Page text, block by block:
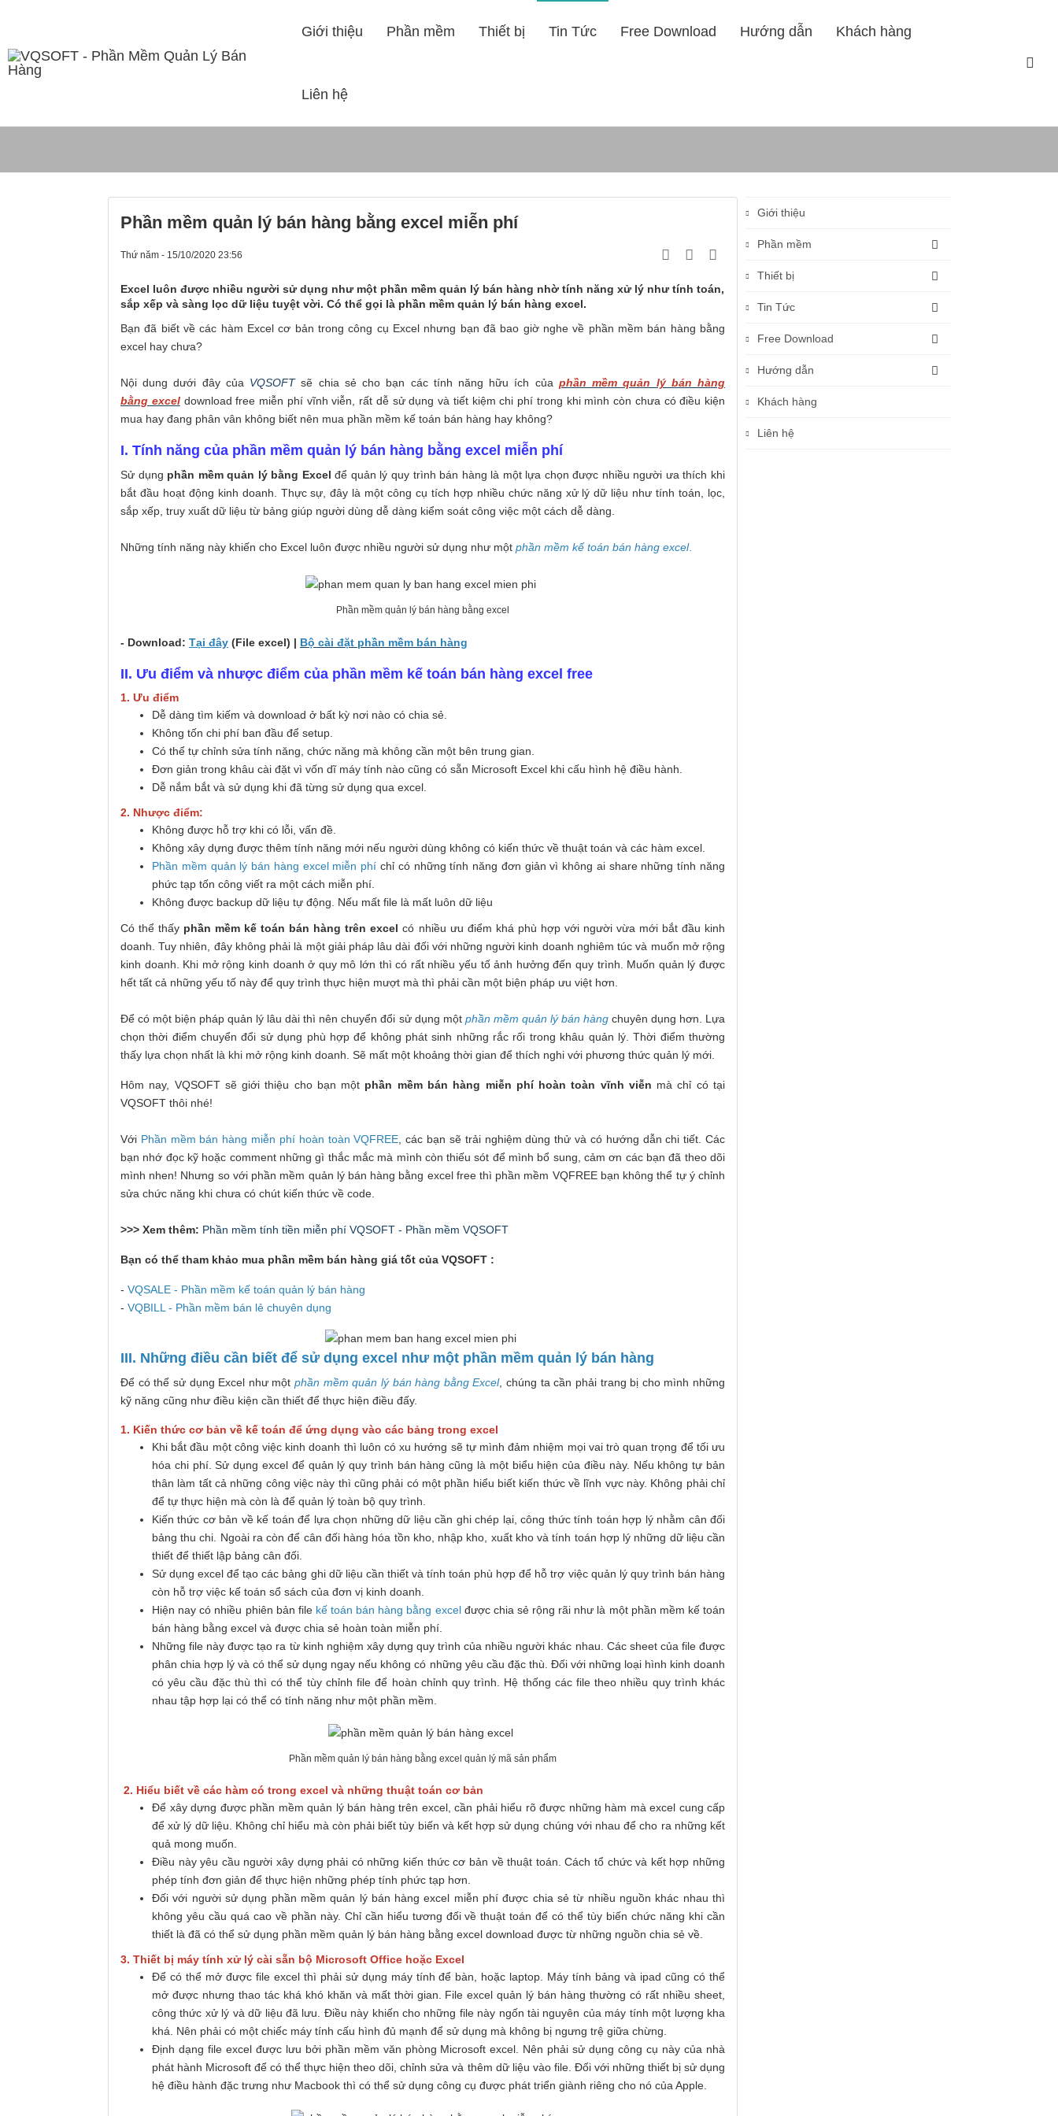
Giới thiệu Phần mềm Thiết bị Tin Tức Free Download Hướng dẫn Khách hàng
Liên hệ
Phần mềm quản lý bán hàng bằng excel miễn phí
Thứ năm - 15/10/2020 23:56
Excel luôn được nhiều người sử dụng như một phần mềm quản lý bán hàng nhờ tính năng xử lý như tính toán,
sắp xếp và sàng lọc dữ liệu tuyệt vời. Có thể gọi là phần mềm quản lý bán hàng excel.
Bạn đã biết về các hàm Excel cơ bản trong công cụ Excel nhưng bạn đã bao giờ nghe về phần mềm bán hàng bằng
excel hay chưa?
Nội dung dưới đây của VQSOFTsẽ chia sẻ cho bạn các tính năng hữu ích của phần mềm quản lý bán hàng
bằng exceldownload free miễn phí vĩnh viễn, rất dễ sử dụng và tiết kiệm chi phí trong khi mình còn chưa có điều kiện
mua hay đang phân vân không biết nên mua phần mềm kế toán bán hàng hay không?
I. Tính năng của phần mềm quản lý bán hàng bằng excel miễn phí
Sử dụng phần mềm quản lý bằng Excelđể quản lý quy trình bán hàng là một lựa chọn được nhiều người ưa thích khi
bắt đầu hoạt động kinh doanh. Thực sự, đây là một công cụ tích hợp nhiều chức năng xử lý dữ liệu như tính toán, lọc,
sắp xếp, truy xuất dữ liệu từ bảng giúp người dùng dễ dàng kiểm soát công việc một cách dễ dàng.
Những tính năng này khiến cho Excel luôn được nhiều người sử dụng như một phần mềm kế toán bán hàng excel.
Phần mềm quản lý bán hàng bằng excel
- Download: Tại đây (File excel) | Bộ cài đặt phần mềm bán hàng
II. Ưu điểm và nhược điểm của phần mềm kế toán bán hàng excel free
1. Ưu điểm
Dễ dàng tìm kiếm và download ở bất kỳ nơi nào có chia sẻ.
Không tốn chi phí ban đầu để setup.
Có thể tự chỉnh sửa tính năng, chức năng mà không cần một bên trung gian.
Đơn giản trong khâu cài đặt vì vốn dĩ máy tính nào cũng có sẵn Microsoft Excel khi cấu hình hệ điều hành.
Dễ nắm bắt và sử dụng khi đã từng sử dụng qua excel.
2. Nhược điểm:
Không được hỗ trợ khi có lỗi, vấn đề.
Không xây dựng được thêm tính năng mới nếu người dùng không có kiến thức về thuật toán và các hàm excel.
Phần mềm quản lý bán hàng excel miễn phí chỉ có những tính năng đơn giản vì không ai share những tính năng
phức tạp tốn công viết ra một cách miễn phí.
Không được backup dữ liệu tự động. Nếu mất file là mất luôn dữ liệu
Có thể thấy phần mềm kế toán bán hàng trên excel có nhiều ưu điểm khá phù hợp với người vừa mới bắt đầu kinh
doanh. Tuy nhiên, đây không phải là một giải pháp lâu dài đối với những người kinh doanh nghiêm túc và muốn mở rộng
kinh doanh. Khi mở rộng kinh doanh ở quy mô lớn thì có rất nhiều yếu tố ảnh hưởng đến quy trình. Muốn quản lý được
hết tất cả những yếu tố này để quy trình thực hiện mượt mà thì phải cần một biện pháp ưu việt hơn.
Để có một biện pháp quản lý lâu dài thì nên chuyển đổi sử dụng một phần mềm quản lý bán hàngchuyên dụng hơn. Lựa
chọn thời điểm chuyển đổi sử dụng phù hợp để không phát sinh những rắc rối trong khâu quản lý. Thời điểm thường
thấy lựa chọn nhất là khi mở rộng kinh doanh. Sẽ mất một khoảng thời gian để thích nghi với phương thức quản lý mới.
Hôm nay, VQSOFT sẽ giới thiệu cho bạn một phần mềm bán hàng miễn phí hoàn toàn vĩnh viễn mà chỉ có tại
VQSOFT thôi nhé!
Với Phần mềm bán hàng miễn phí hoàn toàn VQFREE , các bạn sẽ trải nghiệm dùng thử và có hướng dẫn chi tiết. Các
bạn nhớ đọc kỹ hoặc comment những gì thắc mắc mà mình còn thiếu sót để mình bổ sung, cảm ơn các bạn đã theo dõi
mình nhen! Nhưng so với phần mềm quản lý bán hàng bằng excel free thì phần mềm VQFREE bạn không thể tự ý chỉnh
sửa chức năng khi chưa có chút kiến thức về code.
>>> Xem thêm: Phần mềm tính tiền miễn phí VQSOFT - Phần mềm VQSOFT
Bạn có thể tham khảo mua phần mềm bán hàng giá tốt của VQSOFT :
- VQSALE - Phần mềm kế toán quản lý bán hàng
- VQBILL - Phần mềm bán lẻ chuyên dụng
III. Những điều cần biết để sử dụng excel như một phần mềm quản lý bán hàng
Để có thể sử dụng Excel như một phần mềm quản lý bán hàng bằng Excel, chúng ta cần phải trang bị cho mình những
kỹ năng cũng như điều kiện cần thiết để thực hiện điều đấy.
1. Kiến thức cơ bản về kế toán để ứng dụng vào các bảng trong excel
Khi bắt đầu một công việc kinh doanh thì luôn có xu hướng sẽ tự mình đảm nhiệm mọi vai trò quan trọng để tối ưu
hóa chi phí. Sử dụng excel để quản lý quy trình bán hàng cũng là một biểu hiện của điều này. Nếu không tự bản
thân làm tất cả những công việc này thì cũng phải có một phần hiểu biết kiến thức về lĩnh vực này. Không phải chỉ
để tự thực hiện mà còn là để quản lý toàn bộ quy trình.
Kiến thức cơ bản về kế toán để lựa chọn những dữ liệu cần ghi chép lại, công thức tính toán hợp lý nhằm cân đối
bảng thu chi. Ngoài ra còn để cân đối hàng hóa tồn kho, nhập kho, xuất kho và tính toán hợp lý những dữ liệu cần
thiết để thiết lập bảng cân đối.
Sử dụng excel để tạo các bảng ghi dữ liệu cần thiết và tính toán phù hợp để hỗ trợ việc quản lý quy trình bán hàng
còn hỗ trợ việc kế toán sổ sách của đơn vị kinh doanh.
Hiện nay có nhiều phiên bản file kế toán bán hàng bằng excelđược chia sẻ rộng rãi như là một phần mềm kế toán
bán hàng bằng excel và được chia sẻ hoàn toàn miễn phí.
Những file này được tạo ra từ kinh nghiệm xây dựng quy trình của nhiều người khác nhau. Các sheet của file được
phân chia hợp lý và có thể sử dụng ngay nếu không có những yêu cầu đặc thù. Đối với những loại hình kinh doanh
có yêu cầu đặc thù thì có thể tùy chỉnh file để hoàn chỉnh quy trình. Hệ thống các file theo nhiều quy trình khác
nhau tập hợp lại có thể có tính năng như một phần mềm.
Phần mềm quản lý bán hàng bằng excel quản lý mã sản phẩm
2. Hiểu biết về các hàm có trong excel và những thuật toán cơ bản
Để xây dựng được phần mềm quản lý bán hàng trên excel, cần phải hiểu rõ được những hàm mà excel cung cấp
để xử lý dữ liệu. Không chỉ hiểu mà còn phải biết tùy biến và kết hợp sử dụng chúng với nhau để cho ra những kết
quả mong muốn.
Điều này yêu cầu người xây dựng phải có những kiến thức cơ bản về thuật toán. Cách tổ chức và kết hợp những
phép tính đơn giản để thực hiện những phép tính phức tạp hơn.
Đối với người sử dụng phần mềm quản lý bán hàng excel miễn phí được chia sẻ từ nhiều nguồn khác nhau thì
không yêu cầu quá cao về phần này. Chỉ cần hiểu tương đối về thuật toán để có thể tùy biến chức năng khi cần
thiết là đã có thể sử dụng phần mềm quản lý bán hàng bằng excel download được từ những nguồn chia sẻ về.
3. Thiết bị máy tính xử lý cài sẵn bộ Microsoft Office hoặc Excel
Để có thể mở được file excel thì phải sử dụng máy tính để bàn, hoặc laptop. Máy tính bảng và ipad cũng có thể
mở được nhưng thao tác khá khó khăn và mất thời gian. File excel quản lý bán hàng thường có rất nhiều sheet,
công thức xử lý và dữ liệu đã lưu. Điều này khiến cho những file này ngốn tài nguyên của máy tính một lượng kha
khá. Nên phải có một chiếc máy tính cấu hình đủ mạnh để sử dụng mà không bị ngưng trệ giữa chừng.
Định dạng file excel được lưu bởi phần mềm văn phòng Microsoft excel. Nên phải sử dụng công cụ này của nhà
phát hành Microsoft để có thể thực hiện theo dõi, chỉnh sửa và thêm dữ liệu vào file. Đối với những thiết bị sử dụng
hệ điều hành đặc trưng như Macbook thì có thể sử dụng công cụ được phát triển giành riêng cho nó của Apple.
Giới thiệu
Phần mềm
Thiết bị
Tin Tức
Free Download
Hướng dẫn
Khách hàng
Liên hệ